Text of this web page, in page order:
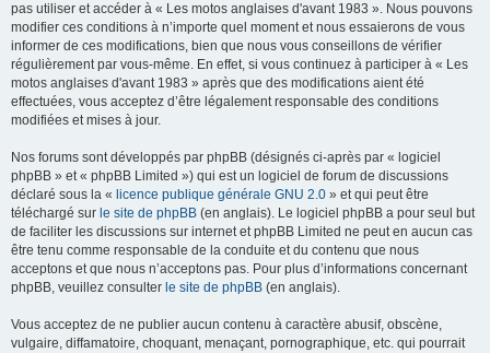
pas utiliser et accéder à « Les motos anglaises d'avant 1983 ». Nous pouvons
modifier ces conditions à n’importe quel moment et nous essaierons de vous
informer de ces modifications, bien que nous vous conseillons de vérifier
régulièrement par vous-même. En effet, si vous continuez à participer à « Les
motos anglaises d'avant 1983 » après que des modifications aient été
effectuées, vous acceptez d’être légalement responsable des conditions
modifiées et mises à jour.
Nos forums sont développés par phpBB (désignés ci-après par « logiciel
phpBB » et « phpBB Limited ») qui est un logiciel de forum de discussions
déclaré sous la « licence publique générale GNU 2.0 » et qui peut être
téléchargé sur le site de phpBB (en anglais). Le logiciel phpBB a pour seul but
de faciliter les discussions sur internet et phpBB Limited ne peut en aucun cas
être tenu comme responsable de la conduite et du contenu que nous
acceptons et que nous n’acceptons pas. Pour plus d’informations concernant
phpBB, veuillez consulter le site de phpBB (en anglais).
Vous acceptez de ne publier aucun contenu à caractère abusif, obscène,
vulgaire, diffamatoire, choquant, menaçant, pornographique, etc. qui pourrait